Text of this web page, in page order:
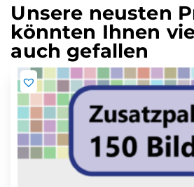
Unsere neusten
könnten Ihnen
auch gefallen